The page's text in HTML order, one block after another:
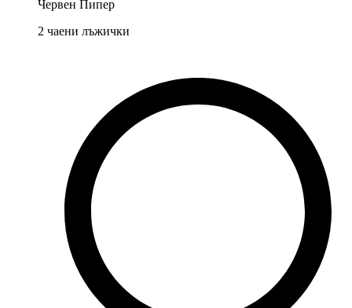
Червен Пипер
2 чаени лъжички